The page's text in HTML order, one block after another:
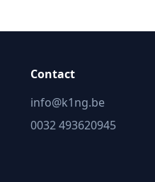
Contact
info@k1ng.be
0032 493620945